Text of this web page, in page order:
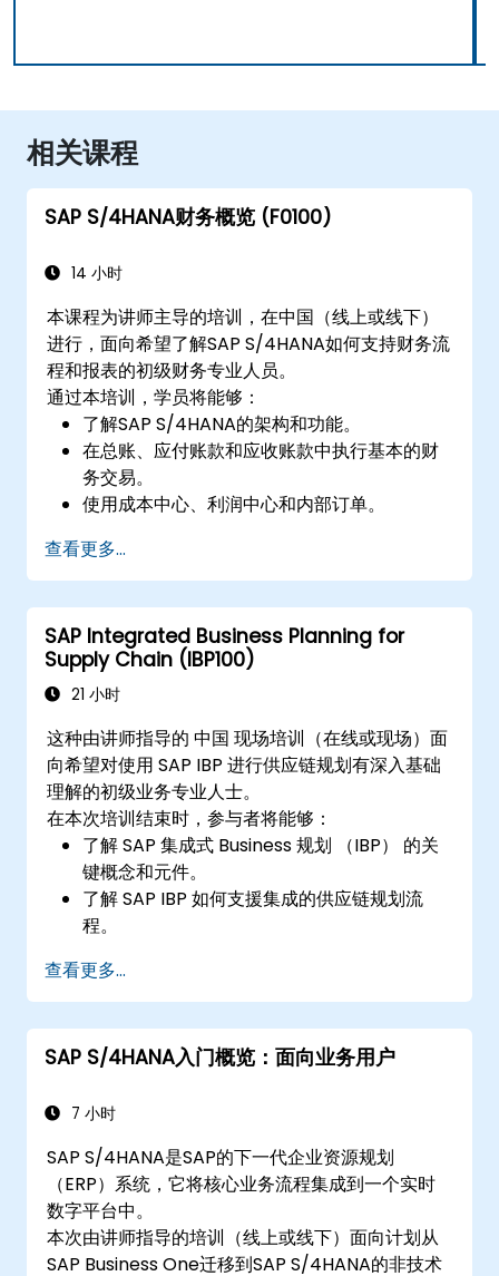
相关课程
SAP S/4HANA财务概览 (F0100)
14 小时
本课程为讲师主导的培训，在中国（线上或线下）
进行，面向希望了解SAP S/4HANA如何支持财务流
程和报表的初级财务专业人员。
通过本培训，学员将能够：
了解SAP S/4HANA的架构和功能。
在总账、应付账款和应收账款中执行基本的财
务交易。
使用成本中心、利润中心和内部订单。
在SAP S/4HANA中执行包括结账、报表和分析
在内的基本财务任务。
查看更多...
SAP Integrated Business Planning for
Supply Chain (IBP100)
21 小时
这种由讲师指导的 中国 现场培训（在线或现场）面
向希望对使用 SAP IBP 进行供应链规划有深入基础
理解的初级业务专业人士。
在本次培训结束时，参与者将能够：
了解 SAP 集成式 Business 规划 （IBP） 的关
键概念和元件。
了解 SAP IBP 如何支援集成的供应链规划流
程。
获得SAP IBP 使用者介面和工具的实践经验。
查看更多...
SAP S/4HANA入门概览：面向业务用户
7 小时
SAP S/4HANA是SAP的下一代企业资源规划
（ERP）系统，它将核心业务流程集成到一个实时
数字平台中。
本次由讲师指导的培训（线上或线下）面向计划从
SAP Business One迁移到SAP S/4HANA的非技术